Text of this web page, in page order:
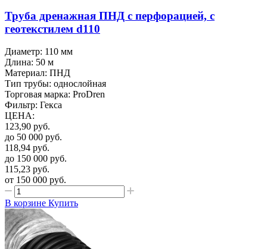
Труба дренажная ПНД с перфорацией, с
геотекстилем d110
Диаметр: 110 мм
Длина: 50 м
Материал: ПНД
Тип трубы: однослойная
Торговая марка: ProDren
Фильтр: Гекса
ЦЕНА:
123,90 руб.
до 50 000 руб.
118,94 руб.
до 150 000 руб.
115,23 руб.
от 150 000 руб.
В корзине Купить